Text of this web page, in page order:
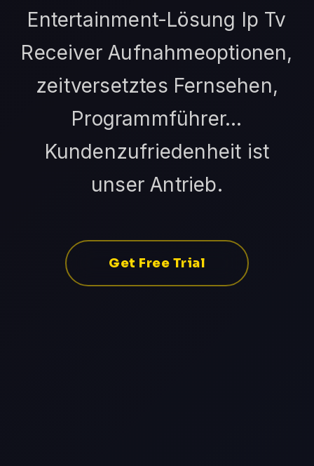
Entertainment-Lösung Ip Tv
Receiver Aufnahmeoptionen,
zeitversetztes Fernsehen,
Programmführer...
Kundenzufriedenheit ist
unser Antrieb.
Get Free Trial